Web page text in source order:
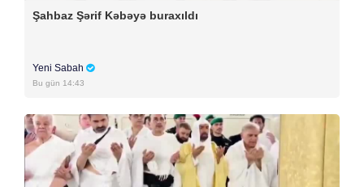
Şahbaz Şərif Kəbəyə buraxıldı
Yeni Sabah
Bu gün 14:43